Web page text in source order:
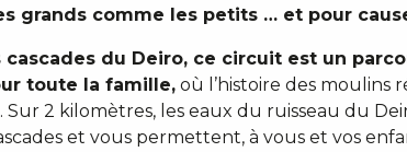
grands comme les petits … et pour
du Deiro, ce circuit est un
toute la famille, où l’histoire des moulins
Sur 2 kilomètres, les eaux du ruisseau du
et vous permettent, à vous et vos